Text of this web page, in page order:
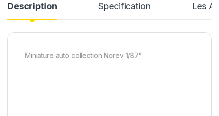
Description Specification Les
Miniature auto collection Norev 1/87°